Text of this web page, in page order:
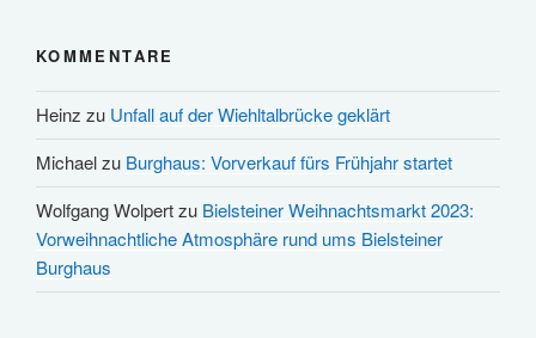
KOMMENTARE
Heinz zu Unfall auf der Wiehltalbrücke geklärt
Michaelzu Burghaus: Vorverkauf fürs Frühjahr startet
Wolfgang Wolpertzu Bielsteiner Weihnachtsmarkt 2023:
Vorweihnachtliche Atmosphäre rund ums Bielsteiner
Burghaus